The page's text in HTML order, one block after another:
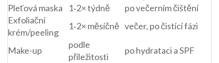
Pleťová maska
1‑2× týdně
po večerním čištění
Exfoliační
krém/peeling
1‑2× měsíčně večer, po čistící fázi
Make-up
podle
příležitosti
po hydrataci a SPF